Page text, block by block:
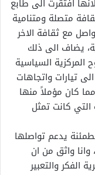
افتقرت الى طابع
متصلة ومتنامية
مع ثقافة الاخر
يضاف الى ذلك
المركزية السياسية
تيارات واتجاهات
كان مؤملاً منها
التي كانت تمثل
يدعم تواصلها
واثق من ان
الفكر والتعبير